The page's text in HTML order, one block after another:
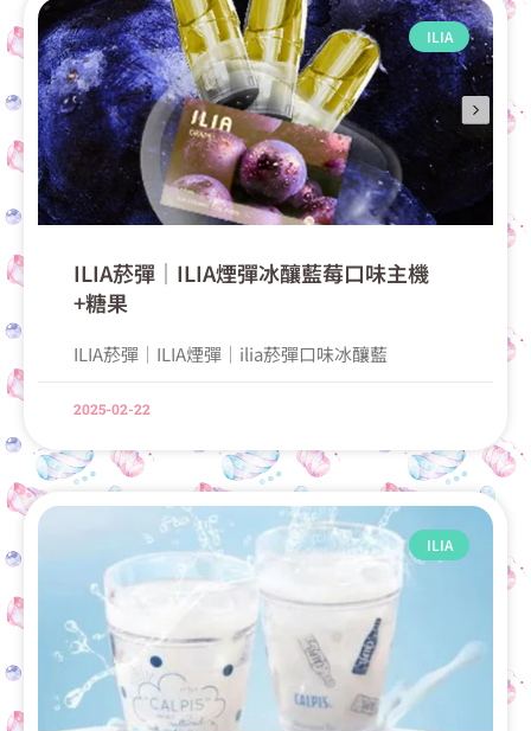
ILIA
ILIA菸彈│ILIA煙彈冰釀藍莓口味主機
+糖果
ILIA菸彈│ILIA煙彈│ilia菸彈口味冰釀藍
2025-02-22
ILIA